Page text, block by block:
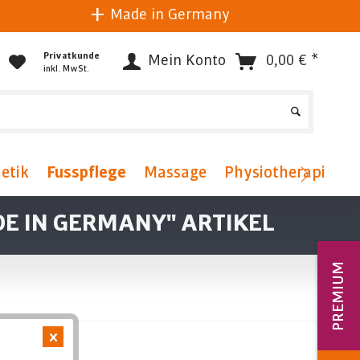
Made in Germany
Privatkunde
inkl. MwSt.
Mein Konto 0,00 € *
Fusspflege Massage Physiotherapie
IN GERMANY" ARTIKEL
PREMIUM